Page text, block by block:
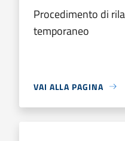
Procedimento di
temporaneo
VAI ALLA PAGINA